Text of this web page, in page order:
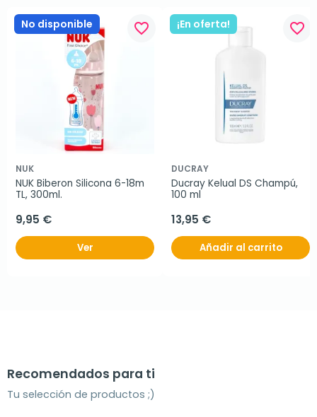
No disponible favorite_border
NUK
NUK Biberon Silicona 6-18m
TL, 300ml.
9,95 €
Ver
¡En oferta! favorite_border
DUCRAY
Ducray Kelual DS Champú,
100 ml
13,95 €
Añadir al carrito
Recomendados para ti
Tu selección de productos ;)